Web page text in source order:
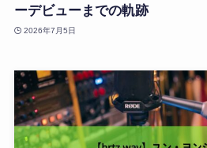
ーデビューまでの軌跡
2026年7月5日